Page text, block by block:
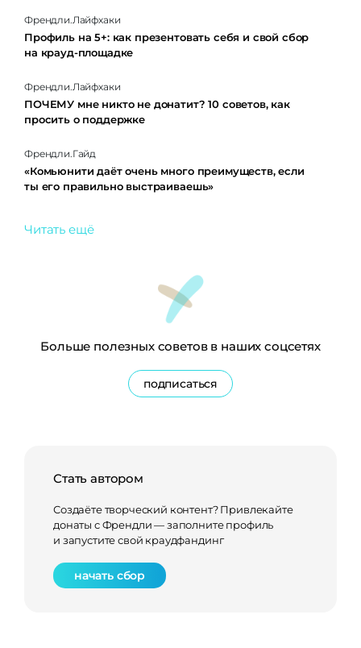
Френдли.Лайфхаки
Профиль на 5+: как презентовать себя и свой сбор
на крауд-площадке
Френдли.Лайфхаки
ПОЧЕМУ мне никто не донатит? 10 советов, как
просить о поддержке
Френдли.Гайд
«Комьюнити даёт очень много преимуществ, если
ты его правильно выстраиваешь»
Читать ещё
Больше полезных советов в наших соцсетях
подписаться
Стать автором
Создаёте творческий контент? Привлекайте
донаты с Френдли — заполните профиль
и запустите свой краудфандинг
начать сбор